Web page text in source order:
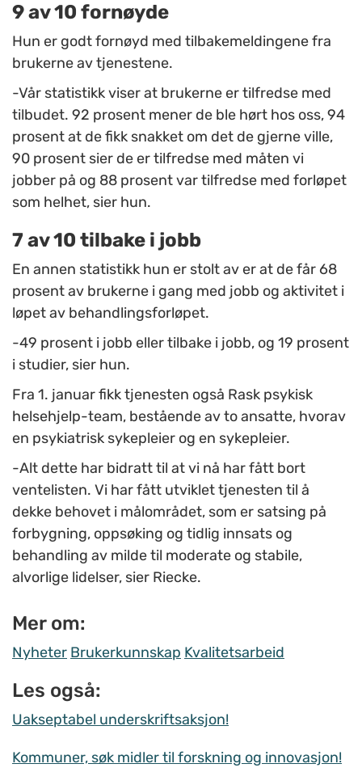
9 av 10 fornøyde
Hun er godt fornøyd med tilbakemeldingene fra
brukerne av tjenestene.
-Vår statistikk viser at brukerne er tilfredse med
tilbudet. 92 prosent mener de ble hørt hos oss, 94
prosent at de fikk snakket om det de gjerne ville,
90 prosent sier de er tilfredse med måten vi
jobber på og 88 prosent var tilfredse med forløpet
som helhet, sier hun.
7 av 10 tilbake i jobb
En annen statistikk hun er stolt av er at de får 68
prosent av brukerne i gang med jobb og aktivitet i
løpet av behandlingsforløpet.
-49 prosent i jobb eller tilbake i jobb, og 19 prosent
i studier, sier hun.
Fra 1. januar fikk tjenesten også Rask psykisk
helsehjelp-team, bestående av to ansatte, hvorav
en psykiatrisk sykepleier og en sykepleier.
-Alt dette har bidratt til at vi nå har fått bort
ventelisten. Vi har fått utviklet tjenesten til å
dekke behovet i målområdet, som er satsing på
forbygning, oppsøking og tidlig innsats og
behandling av milde til moderate og stabile,
alvorlige lidelser, sier Riecke.
Mer om:
Nyheter Brukerkunnskap Kvalitetsarbeid
Les også:
Uakseptabel underskriftsaksjon!
Kommuner, søk midler til forskning og innovasjon!